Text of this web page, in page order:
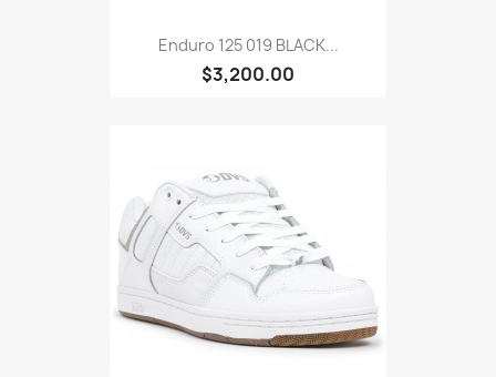
Enduro 125 019 BLACK...
$3,200.00